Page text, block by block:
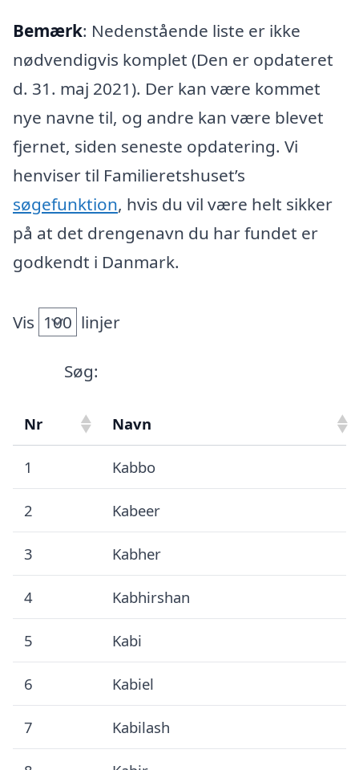
Bemærk: Nedenstående liste er ikke
nødvendigvis komplet (Den er opdateret
d. 31. maj 2021). Der kan være kommet
nye navne til, og andre kan være blevet
fjernet, siden seneste opdatering. Vi
henviser til Familieretshuset’s
søgefunktion, hvis du vil være helt sikker
på at det drengenavn du har fundet er
godkendt i Danmark.
Vis linjer
Søg:
Nr Navn
1 Kabbo
2 Kabeer
3 Kabher
4 Kabhirshan
5 Kabi
6 Kabiel
7 Kabilash